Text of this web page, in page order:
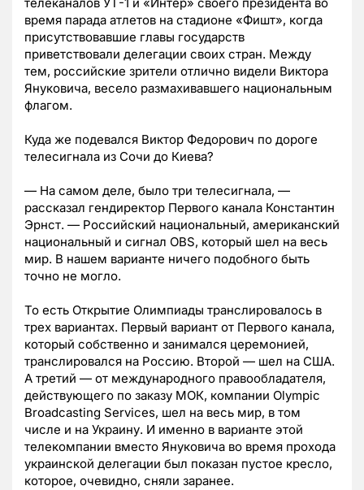
телеканалов УТ-1 и «Интер» своего президента во
время парада атлетов на стадионе «Фишт», когда
присутствовавшие главы государств
приветствовали делегации своих стран. Между
тем, российские зрители отлично видели Виктора
Януковича, весело размахивавшего национальным
флагом.
Куда же подевался Виктор Федорович по дороге
телесигнала из Сочи до Киева?
— На самом деле, было три телесигнала, —
рассказал гендиректор Первого канала Константин
Эрнст. — Российский национальный, американский
национальный и сигнал OBS, который шел на весь
мир. В нашем варианте ничего подобного быть
точно не могло.
То есть Открытие Олимпиады транслировалось в
трех вариантах. Первый вариант от Первого канала,
который собственно и занимался церемонией,
транслировался на Россию. Второй — шел на США.
А третий — от международного правообладателя,
действующего по заказу МОК, компании Olympic
Broadcasting Services, шел на весь мир, в том
числе и на Украину. И именно в варианте этой
телекомпании вместо Януковича во время прохода
украинской делегации был показан пустое кресло,
которое, очевидно, сняли заранее.